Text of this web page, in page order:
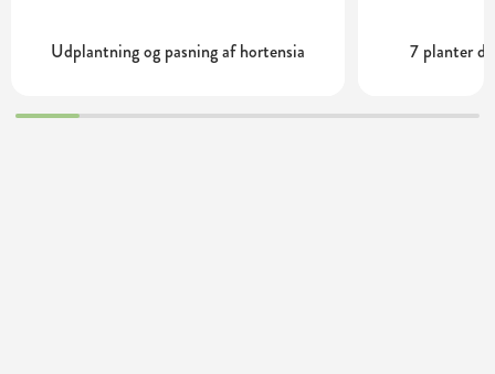
Udplantning og pasning af hortensia 7 planter